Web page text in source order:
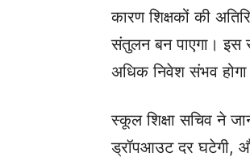
कारण शिक्षकों की
संतुलन बन पाएगा। इस
अधिक निवेश संभव
स्कूल शिक्षा सचिव ने
ड्रॉपआउट दर घटेगी,